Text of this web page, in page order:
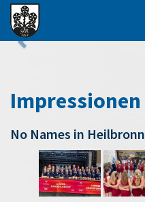
Impressionen
No Names in Heilbronn